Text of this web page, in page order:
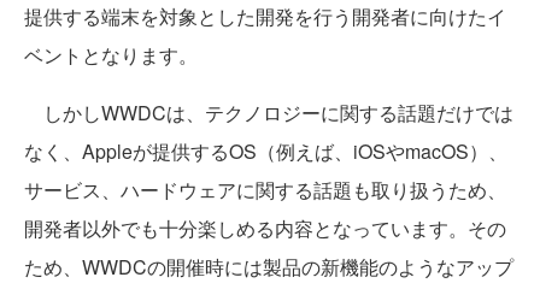
提供する端末を対象とした開発を行う開発者に向けたイ
ベントとなります。
しかしWWDCは、テクノロジーに関する話題だけでは
なく、Appleが提供するOS（例えば、iOSやmacOS）、
サービス、ハードウェアに関する話題も取り扱うため、
開発者以外でも十分楽しめる内容となっています。その
ため、WWDCの開催時には製品の新機能のようなアップ